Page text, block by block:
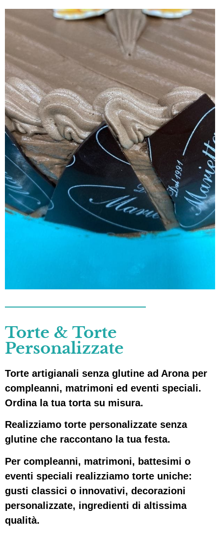
Torte & Torte
Personalizzate
Torte artigianali senza glutine ad Arona per
compleanni, matrimoni ed eventi speciali.
Ordina la tua torta su misura.
Realizziamo torte personalizzate senza
glutine che raccontano la tua festa.
Per compleanni, matrimoni, battesimi o
eventi speciali realizziamo torte uniche:
gusti classici o innovativi, decorazioni
personalizzate, ingredienti di altissima
qualità.